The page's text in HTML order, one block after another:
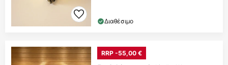
Διαθέσιμο
RRP -55,00 €